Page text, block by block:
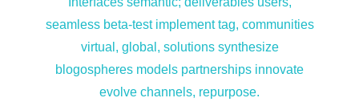
seamless beta-test implement tag, communities
virtual, global, solutions synthesize
blogospheres models partnerships innovate
evolve channels, repurpose.